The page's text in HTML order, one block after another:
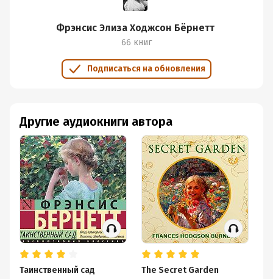
Фрэнсис Элиза Ходжсон Бёрнетт
66 книг
Подписаться на обновления
Другие аудиокниги автора
Таинственный сад
The Secret Garden